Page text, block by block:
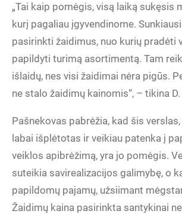
„Tai kaip pomėgis, visą laiką sukęsis
kurį pagaliau įgyvendinome.
pasirinkti žaidimus, nuo kurių pradėti
papildyti turimą asortimentą. Tam
išlaidų, nes visi žaidimai nėra pigūs.
ne stalo žaidimų kainomis“, – tikina
Pašnekovas pabrėžia, kad šis
labai išplėtotas ir veikiau patenka į
veiklos apibrėžimą, yra jo pomėgis.
suteikia savirealizacijos galimybę, o
papildomų pajamų, užsiimant
Žaidimų kaina pasirinkta santykinai